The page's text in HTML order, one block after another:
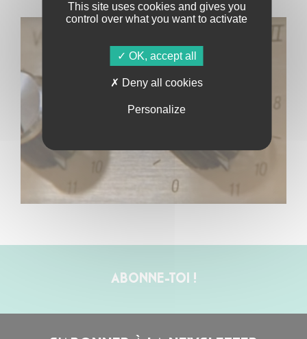
ABONNE-TOI !
This site uses cookies and gives you
control over what you want to activate
OK, accept all
Deny all cookies
Personalize